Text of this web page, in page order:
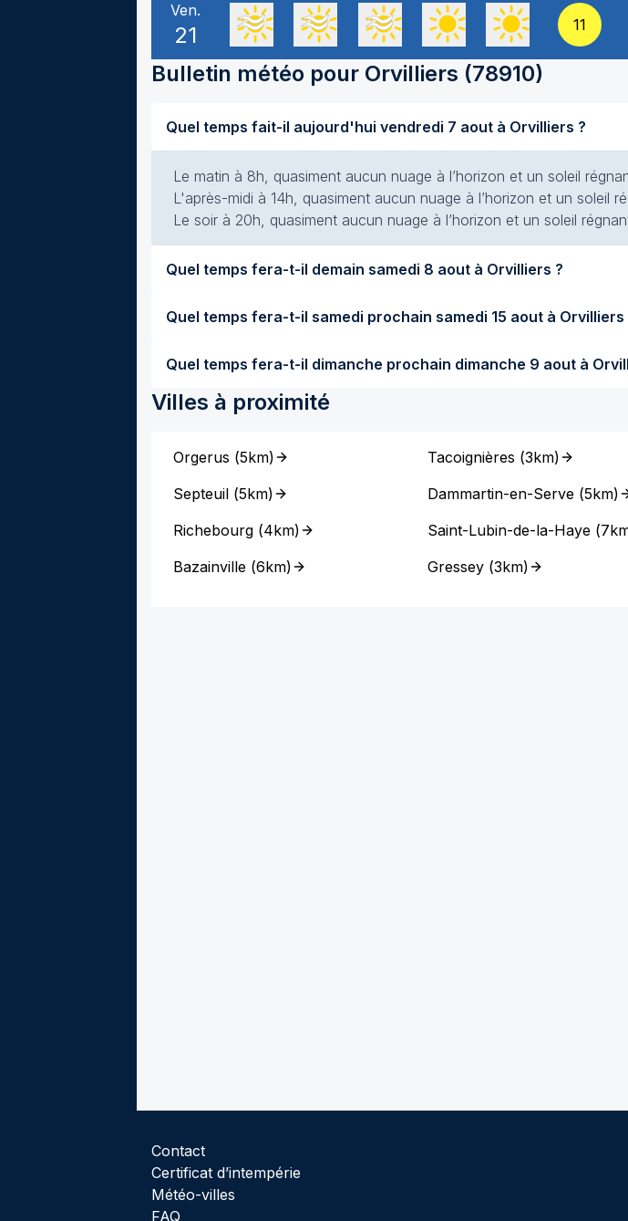
Ven.
21 11
Bulletin météo pour Orvilliers (78910)
Quel temps fait-il aujourd'hui vendredi 7 aout à Orvilliers ?
Le matin à 8h, quasiment aucun nuage à l’horizon et un soleil
L'après-midi à 14h, quasiment aucun nuage à l’horizon et un soleil
Le soir à 20h, quasiment aucun nuage à l’horizon et un soleil
Quel temps fera-t-il demain samedi 8 aout à Orvilliers ?
Quel temps fera-t-il samedi prochain samedi 15 aout à
Quel temps fera-t-il dimanche prochain
Villes à proximité
Orgerus (5km)
Septeuil (5km)
Richebourg (4km)
Bazainville (6km)
Tacoignières (3km)
Dammartin-en-Serve (5km)
Saint-Lubin-de-la-Haye (
Gressey (3km)
Contact
Certificat d’intempérie
Météo-villes
FAQ